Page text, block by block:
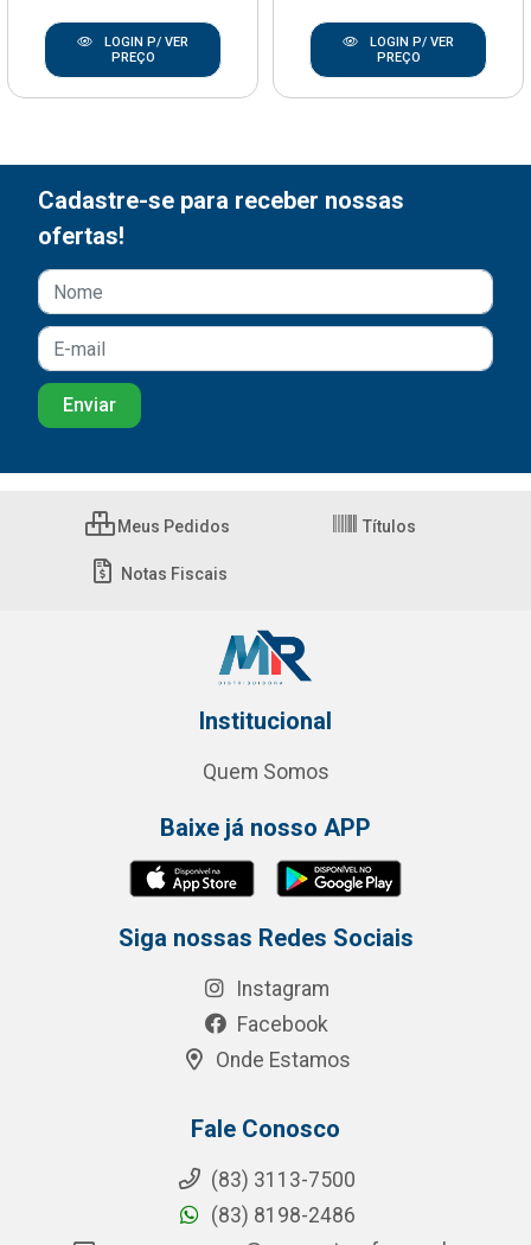
LOGIN P/ VER
PREÇO
LOGIN P/ VER
PREÇO
Cadastre-se para receber nossas
ofertas!
Meus Pedidos Títulos
Notas Fiscais
Institucional
Quem Somos
Baixe já nosso APP
Siga nossas Redes Sociais
Instagram
Facebook
Onde Estamos
Fale Conosco
(83) 3113-7500
(83) 8198-2486